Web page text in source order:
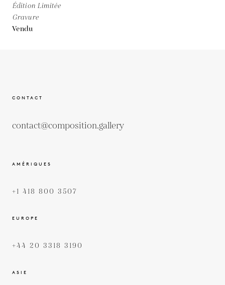
Édition Limitée
Gravure
Vendu
CONTACT
contact@composition.gallery
AMÉRIQUES
+1 418 800 3507
EUROPE
+44 20 3318 3190
ASIE